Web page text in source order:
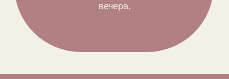
вечера.